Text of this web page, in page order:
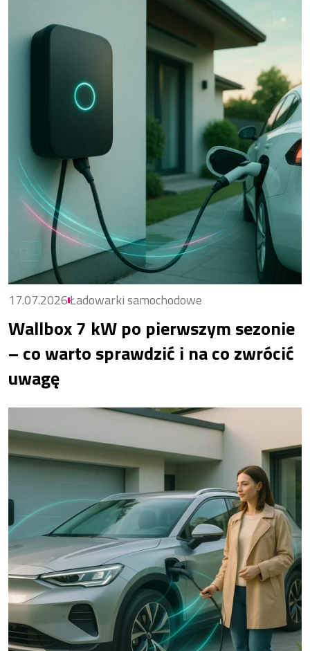
17.07.2026Ładowarki samochodowe
Wallbox 7 kW po pierwszym sezonie
– co warto sprawdzić i na co zwrócić
uwagę